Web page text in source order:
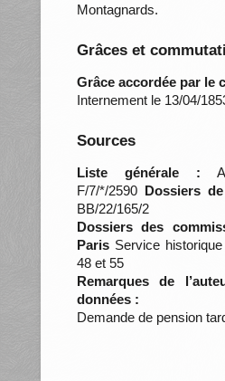
Montagnards.
Grâces et
Grâce accordée par le
Internement le 13/04/
Sources
Liste générale :
F/7/*/2590 Dossiers
BB/22/165/2
Dossiers des
ParisService
48 et 55
Remarques de
données :
Demande de pension